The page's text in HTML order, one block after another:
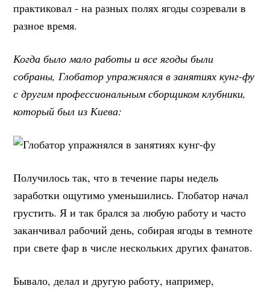
практиковал - на разных полях ягоды созревали в
разное время.
Когда было мало работы и все ягоды были
собраны, Глобатор упражнялся в занятиях кунг-фу
с другим профессиональным сборщиком клубники,
который был из Киева:
Получилось так, что в течение пары недель
заработки ощутимо уменьшились. Глобатор начал
грустить. Я и так брался за любую работу и часто
заканчивал рабочий день, собирая ягоды в темноте
при свете фар в числе нескольких других фанатов.
Бывало, делал и другую работу, например,